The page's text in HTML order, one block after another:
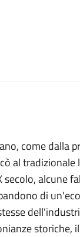
come dalla
al tradizionale
alcune
di
storiche,